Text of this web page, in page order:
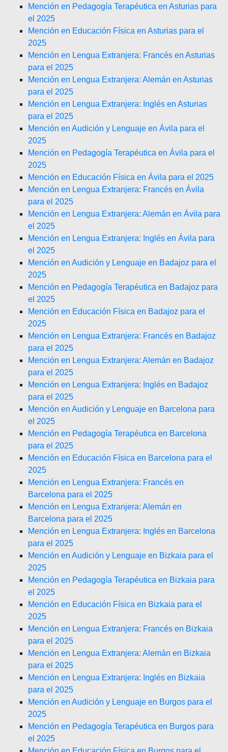
Mención en Pedagogía Terapéutica en Asturias para
el 2025
Mención en Educación Física en Asturias para el
2025
Mención en Lengua Extranjera: Francés en Asturias
para el 2025
Mención en Lengua Extranjera: Alemán en Asturias
para el 2025
Mención en Lengua Extranjera: Inglés en Asturias
para el 2025
Mención en Audición y Lenguaje en Ávila para el
2025
Mención en Pedagogía Terapéutica en Ávila para el
2025
Mención en Educación Física en Ávila para el 2025
Mención en Lengua Extranjera: Francés en Ávila
para el 2025
Mención en Lengua Extranjera: Alemán en Ávila para
el 2025
Mención en Lengua Extranjera: Inglés en Ávila para
el 2025
Mención en Audición y Lenguaje en Badajoz para el
2025
Mención en Pedagogía Terapéutica en Badajoz para
el 2025
Mención en Educación Física en Badajoz para el
2025
Mención en Lengua Extranjera: Francés en Badajoz
para el 2025
Mención en Lengua Extranjera: Alemán en Badajoz
para el 2025
Mención en Lengua Extranjera: Inglés en Badajoz
para el 2025
Mención en Audición y Lenguaje en Barcelona para
el 2025
Mención en Pedagogía Terapéutica en Barcelona
para el 2025
Mención en Educación Física en Barcelona para el
2025
Mención en Lengua Extranjera: Francés en
Barcelona para el 2025
Mención en Lengua Extranjera: Alemán en
Barcelona para el 2025
Mención en Lengua Extranjera: Inglés en Barcelona
para el 2025
Mención en Audición y Lenguaje en Bizkaia para el
2025
Mención en Pedagogía Terapéutica en Bizkaia para
el 2025
Mención en Educación Física en Bizkaia para el
2025
Mención en Lengua Extranjera: Francés en Bizkaia
para el 2025
Mención en Lengua Extranjera: Alemán en Bizkaia
para el 2025
Mención en Lengua Extranjera: Inglés en Bizkaia
para el 2025
Mención en Audición y Lenguaje en Burgos para el
2025
Mención en Pedagogía Terapéutica en Burgos para
el 2025